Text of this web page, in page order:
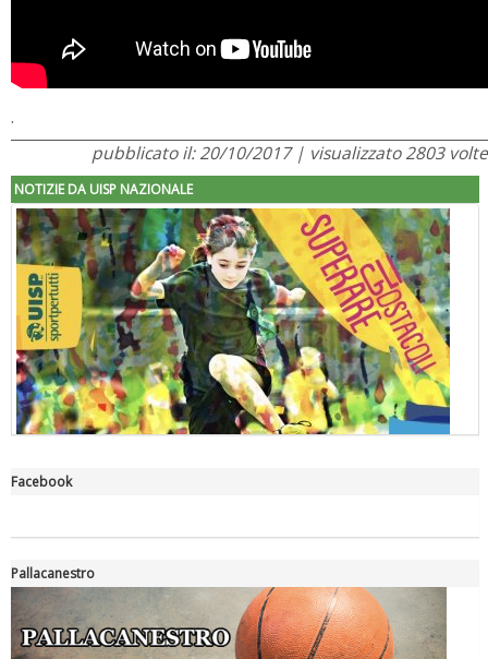
.
pubblicato il: 20/10/2017 | visualizzato 2803 volte
NOTIZIE DA UISP NAZIONALE
"Superare gli ostacoli": la relazione di Tiziano Pesce al CN Uisp
Facebook
Pallacanestro